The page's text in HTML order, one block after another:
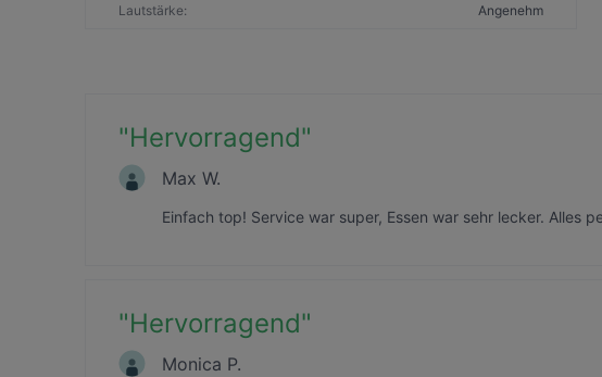
Lautstärke: Angenehm
"Hervorragend"
Max W.
Einfach top! Service war super, Essen war sehr lecker. Alles
"Hervorragend"
Monica P.